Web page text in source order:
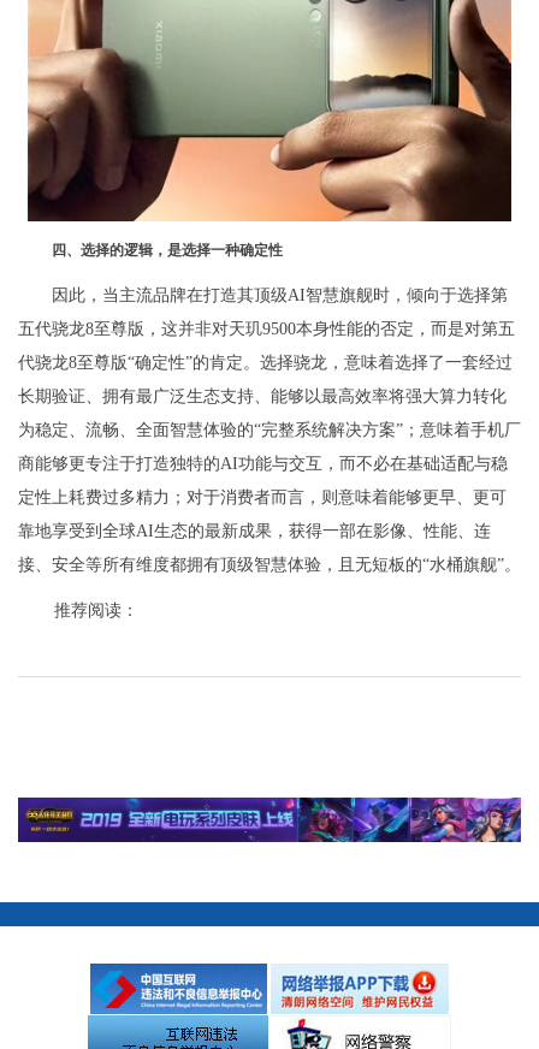
四、选择的逻辑，是选择一种确定性
因此，当主流品牌在打造其顶级AI智慧旗舰时，倾向于选择第
五代骁龙8至尊版，这并非对天玑9500本身性能的否定，而是对第五
代骁龙8至尊版“确定性”的肯定。选择骁龙，意味着选择了一套经过
长期验证、拥有最广泛生态支持、能够以最高效率将强大算力转化
为稳定、流畅、全面智慧体验的“完整系统解决方案”；意味着手机厂
商能够更专注于打造独特的AI功能与交互，而不必在基础适配与稳
定性上耗费过多精力；对于消费者而言，则意味着能够更早、更可
靠地享受到全球AI生态的最新成果，获得一部在影像、性能、连
接、安全等所有维度都拥有顶级智慧体验，且无短板的“水桶旗舰”。
推荐阅读：